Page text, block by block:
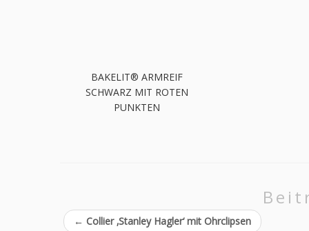
BAKELIT® ARMREIF
SCHWARZ MIT ROTEN
PUNKTEN
← Collier ‚Stanley Hagler‘ mit Ohrclipsen